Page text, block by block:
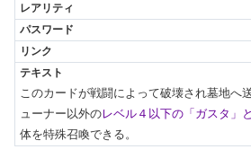
このカードが戦闘によって破壊され墓地へ
ューナー以外のレベル４以下の「ガスタ」
体を特殊召喚できる。